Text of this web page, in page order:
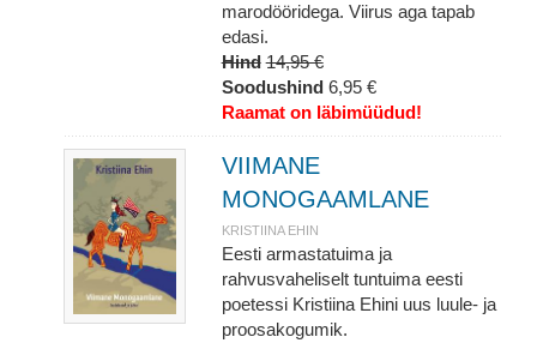
marodööridega. Viirus aga tapab
edasi.
Hind 14,95 €
Soodushind 6,95 €
Raamat on läbimüüdud!
VIIMANE
MONOGAAMLANE
KRISTIINA EHIN
Eesti armastatuima ja
rahvusvaheliselt tuntuima eesti
poetessi Kristiina Ehini uus luule- ja
proosakogumik.